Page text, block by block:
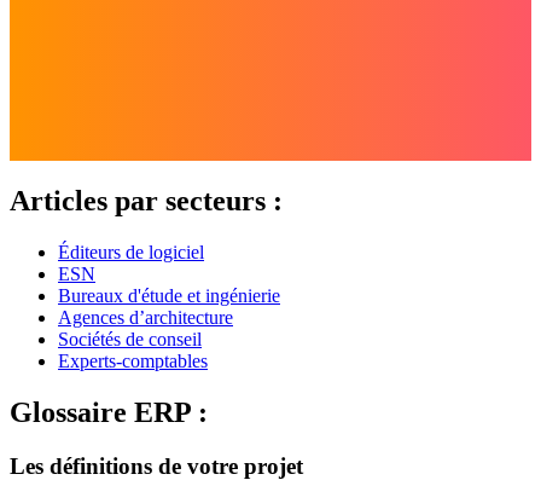
Articles par secteurs :
Éditeurs de logiciel
ESN
Bureaux d'étude et ingénierie
Agences d’architecture
Sociétés de conseil
Experts-comptables
Glossaire ERP :
Les définitions de votre projet